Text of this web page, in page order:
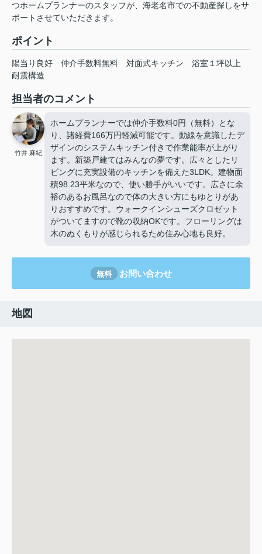
つホームプランナーのスタッフが、海老名市での不動産探しをサ
ポートさせていただきます。
ポイント
陽当り良好 仲介手数料無料 対面式キッチン
浴室１坪以上
耐震構造
担当者のコメント
竹井 麻紀
ホームプランナーでは仲介手数料0円（無料）とな
り、諸経費166万円軽減可能です。動線を意識したデ
ザインのシステムキッチン付きで作業能率が上がり
ます。新築戸建てはみんなの夢です。広々としたリ
ビングに充実設備のキッチンを備えた3LDK。建物面
積98.23平米なので、使い勝手がいいです。広さに余
裕のあるお風呂なので体の大きい方にもゆとりがあ
りおすすめです。ウォークインシューズクロゼット
がついてますので靴の収納OKです。フローリングは
木のぬくもりが感じられるため住み心地も良好。
無料 お問い合わせ
地図